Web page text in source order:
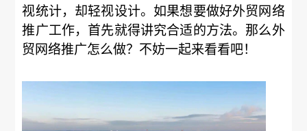
视统计，却轻视设计。如果想要做好外贸网络
推广工作，首先就得讲究合适的方法。那么外
贸网络推广怎么做？不妨一起来看看吧！